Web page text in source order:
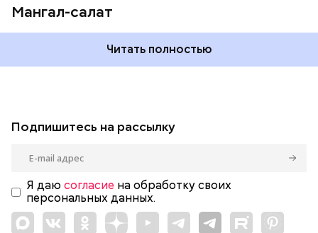
Мангал-салат
Читать полностью
Подпишитесь на рассылку
Я даю согласие на обработку своих
персональных данных.